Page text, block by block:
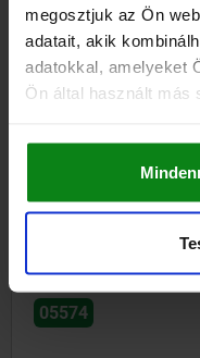
megosztjuk az Ön
adatait, akik
adatokkal, amelyeket
Ön által használt más
Forgóreteszek L-
hozzáértve Áfa
05574